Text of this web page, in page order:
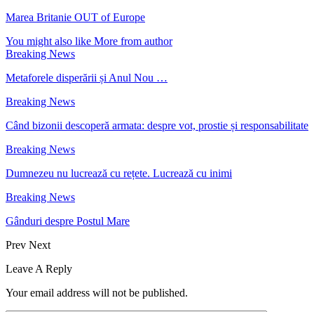
Marea Britanie OUT of Europe
You might also like More from author
Breaking News
Metaforele disperării și Anul Nou …
Breaking News
Când bizonii descoperă armata: despre vot, prostie și responsabilitate
Breaking News
Dumnezeu nu lucrează cu rețete. Lucrează cu inimi
Breaking News
Gânduri despre Postul Mare
Prev Next
Leave A Reply
Your email address will not be published.